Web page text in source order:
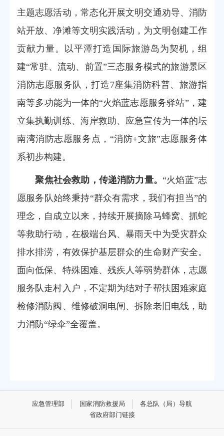
主题志愿活动，常态化开展文明交通劝导、消防
站开放、净滩等文明实践活动，为文明创建工作
贡献力量。以平潭打造国际旅游岛为契机，组
建“常驻、流动、前置”三态服务模式的旅游景区
消防志愿服务队，打造7座集消防科普、旅游指
南等多功能为一体的“火焰蓝志愿服务驿站”，建
立集执勤训练、海岸救助、应急宣传为一体的坛
南湾消防志愿服务点，“消防+文旅”志愿服务体
系初步构建。
聚焦社会救助，传递消防力量。 “火焰蓝”志
愿服务队始终秉持“群众有需求，我们有担当”的
理念，自成立以来，持续开展摘除马蜂窝、抓蛇
等救助行动，在极端台风、暴雨天中为受灾群众
排水排涝，有效保护基层群众的生命财产安全。
面向低保、特殊困难、残疾人等弱势群体，志愿
服务队走村入户，不定期为结对子帮扶困难家庭
检修消防阀、维修破洞电闸、拆除老旧电线，助
力消防“绿伞”全覆盖。
应急管理部 国家消防救援局
各总队（局）导航
省政府部门链接